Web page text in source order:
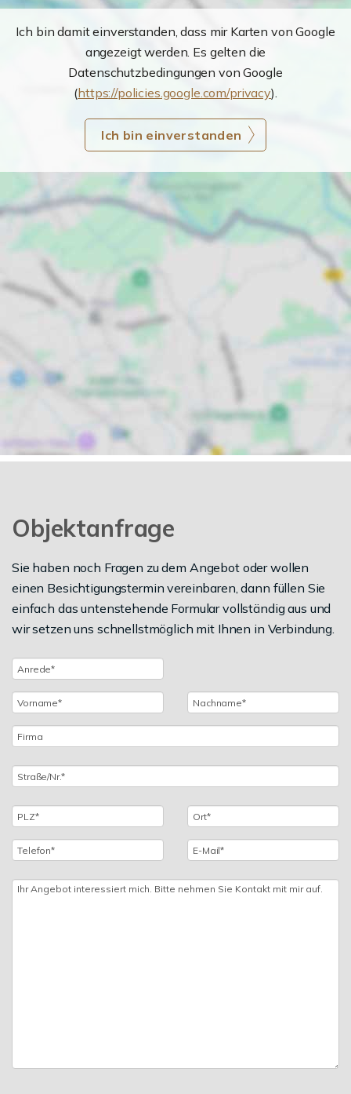
Ich bin damit einverstanden, dass mir Karten von Google
angezeigt werden. Es gelten die
Datenschutzbedingungen von Google
(https://policies.google.com/privacy).
Ich bin einverstanden
Objektanfrage
Sie haben noch Fragen zu dem Angebot oder wollen
einen Besichtigungstermin vereinbaren, dann füllen Sie
einfach das untenstehende Formular vollständig aus und
wir setzen uns schnellstmöglich mit Ihnen in Verbindung.